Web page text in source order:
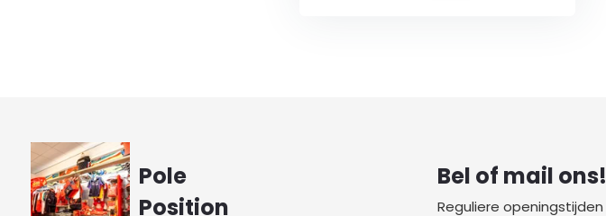
Pole
Position
Bel of mail ons!
Reguliere openingstijden